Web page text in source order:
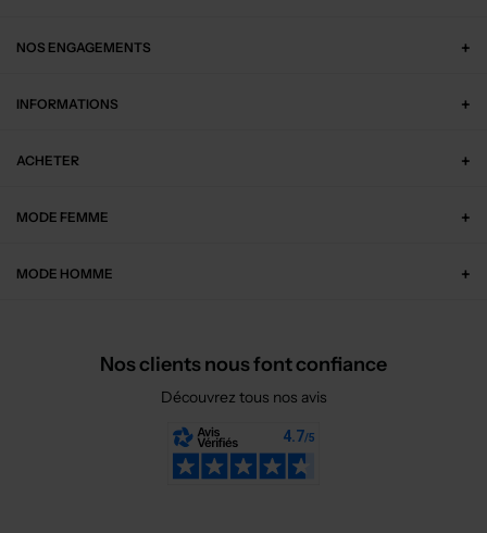
NOS ENGAGEMENTS
INFORMATIONS
ACHETER
MODE FEMME
MODE HOMME
Nos clients nous font confiance
Découvrez tous nos avis